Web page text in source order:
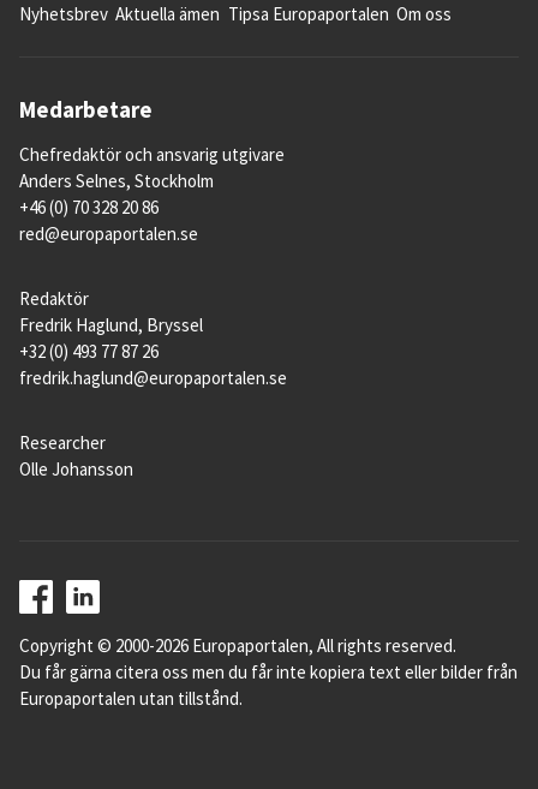
Nyhetsbrev Aktuella ämen Tipsa Europaportalen Om oss
Medarbetare
Chefredaktör och ansvarig utgivare
Anders Selnes, Stockholm
+46 (0) 70 328 20 86
red@europaportalen.se
Redaktör
Fredrik Haglund, Bryssel
+32 (0) 493 77 87 26
fredrik.haglund@europaportalen.se
Researcher
Olle Johansson
Copyright © 2000-2026 Europaportalen, All rights reserved.
Du får gärna citera oss men du får inte kopiera text eller bilder från
Europaportalen utan tillstånd.